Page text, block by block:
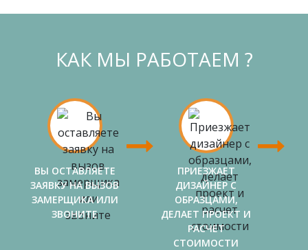
КАК МЫ РАБОТАЕМ ?
ВЫ ОСТАВЛЯЕТЕ
ЗАЯВКУ НА ВЫЗОВ
ЗАМЕРЩИКА ИЛИ
ЗВОНИТЕ
ПРИЕЗЖАЕТ
ДИЗАЙНЕР С
ОБРАЗЦАМИ,
ДЕЛАЕТ ПРОЕКТ И
РАСЧЕТ
СТОИМОСТИ